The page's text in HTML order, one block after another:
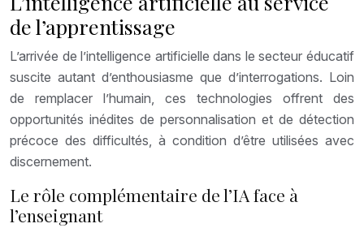
de l’apprentissage
L’arrivée de l’intelligence artificielle dans le secteur éducatif
suscite autant d’enthousiasme que d’interrogations. Loin
de remplacer l’humain, ces technologies offrent des
opportunités inédites de personnalisation et de détection
précoce des difficultés, à condition d’être utilisées avec
discernement.
Le rôle complémentaire de l’IA face à
l’enseignant